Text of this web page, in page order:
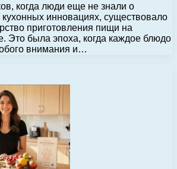
когда люди еще не знали о
инновациях, существовало
приготовления пищи на
Это была эпоха, когда каждое блюдо
внимания и…